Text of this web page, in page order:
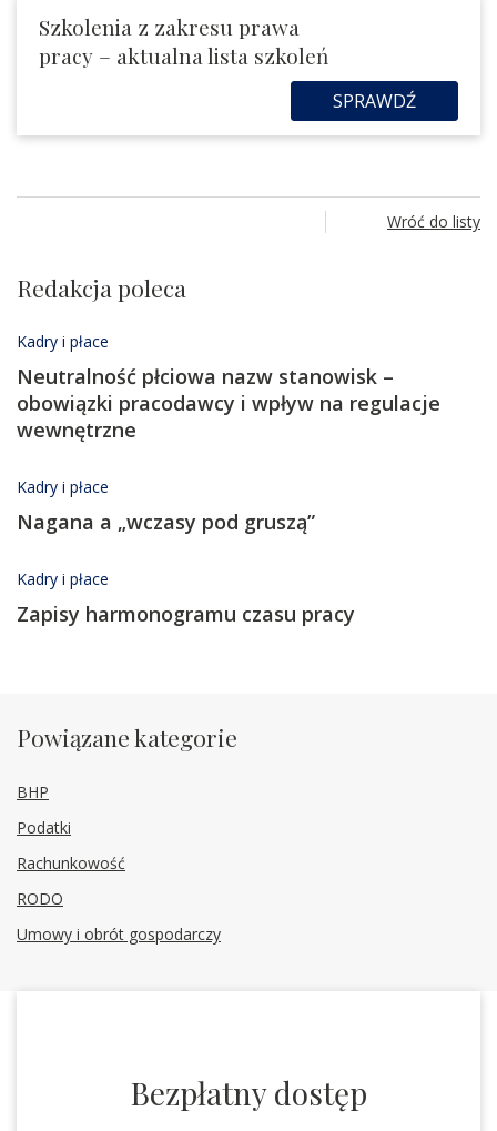
Szkolenia z zakresu prawa
pracy – aktualna lista szkoleń
SPRAWDŹ
Wróć do listy
Redakcja poleca
Kadry i płace
Neutralność płciowa nazw stanowisk –
obowiązki pracodawcy i wpływ na regulacje
wewnętrzne
Kadry i płace
Nagana a „wczasy pod gruszą”
Kadry i płace
Zapisy harmonogramu czasu pracy
Powiązane kategorie
BHP
Podatki
Rachunkowość
RODO
Umowy i obrót gospodarczy
Bezpłatny dostęp